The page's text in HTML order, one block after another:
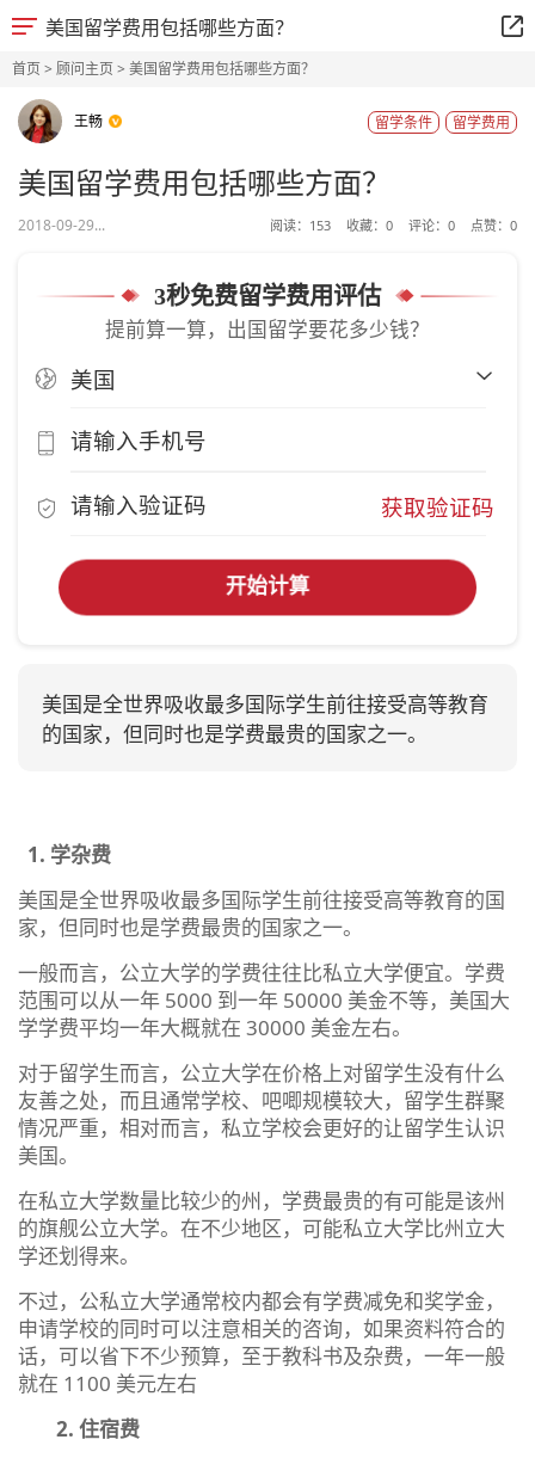
美国留学费用包括哪些方面？
首页> 顾问主页> 美国留学费用包括哪些方面？
王畅 留学费用
留学条件
美国留学费用包括哪些方面？
2018-09-29... 阅读： 153 收藏： 0 评论： 0 点赞： 0
3秒免费留学费用评估
提前算一算，出国留学要花多少钱？
获取验证码
开始计算
美国是全世界吸收最多国际学生前往接受高等教育
的国家，但同时也是学费最贵的国家之一。
1. 学杂费
美国是全世界吸收最多国际学生前往接受高等教育的国
家，但同时也是学费最贵的国家之一。
一般而言，公立大学的学费往往比私立大学便宜。学费
范围可以从一年 5000 到一年 50000 美金不等，美国大
学学费平均一年大概就在 30000 美金左右。
对于留学生而言，公立大学在价格上对留学生没有什么
友善之处，而且通常学校、吧唧规模较大，留学生群聚
情况严重，相对而言，私立学校会更好的让留学生认识
美国。
在私立大学数量比较少的州，学费最贵的有可能是该州
的旗舰公立大学。在不少地区，可能私立大学比州立大
学还划得来。
不过，公私立大学通常校内都会有学费减免和奖学金，
申请学校的同时可以注意相关的咨询，如果资料符合的
话，可以省下不少预算，至于教科书及杂费，一年一般
就在 1100 美元左右
2. 住宿费